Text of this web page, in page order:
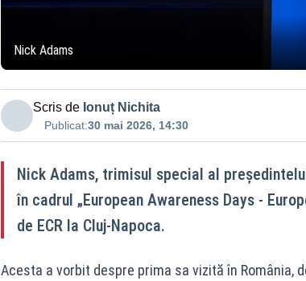
Nick Adams
Scris de Ionuț Nichita
Publicat:30 mai 2026, 14:30
Nick Adams, trimisul special al
în cadrul „European Awareness Days -
de ECR la Cluj-Napoca.
Acesta a vorbit despre prima sa vizită în România,